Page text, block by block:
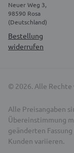
Neuer Weg 3,
98590 Rosa
(Deutschland)
Bestellung
widerrufen
© 2026. Alle Rechte
Alle Preisangaben
Übereinstimmung
geänderten
Kunden variieren.